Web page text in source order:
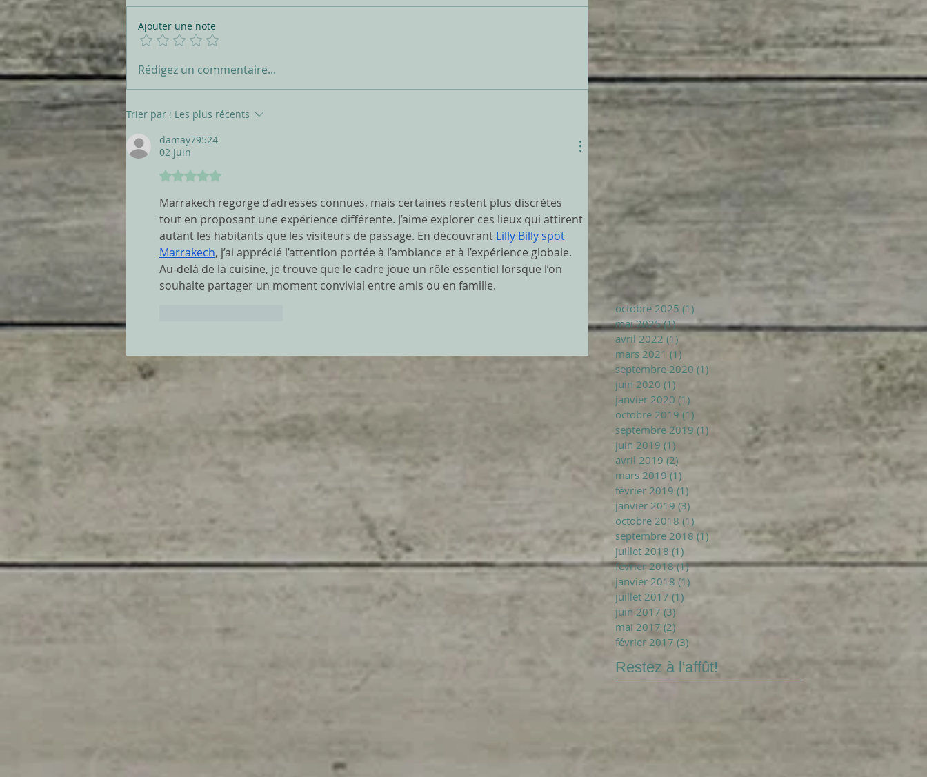
Ajouter une note
Rédigez un commentaire...
Trier par : Les plus récents
damay79524
02 juin
Noté 5 étoiles sur 5.
Marrakech regorge d’adresses connues, mais certaines restent plus discrètes
tout en proposant une expérience différente. J’aime explorer ces lieux qui attirent
autant les habitants que les visiteurs de passage. En découvrant Lilly Billy spot
Marrakech, j’ai apprécié l’attention portée à l’ambiance et à l’expérience globale.
Au-delà de la cuisine, je trouve que le cadre joue un rôle essentiel lorsque l’on
souhaite partager un moment convivial entre amis ou en famille.
octobre 2025 (1)
mai 2025 (1)1 post
avril 2022 (1)
mars 2021 (1)
septembre 2020 (1)
juin 2020 (1)
janvier 2020 (1)
octobre 2019 (1)
septembre 2019 (1)
juin 2019 (1)
avril 2019 (2)
mars 2019 (1)
février 2019 (1)
janvier 2019 (3)
octobre 2018 (1)
septembre 2018 (1)1 post
juillet 2018 (1) 1 post
février 2018 (1)1 post
janvier 2018 (1)
juillet 2017 (1)
juin 2017 (3)
mai 2017 (2)
février 2017 (3)
Restez à l'affût!